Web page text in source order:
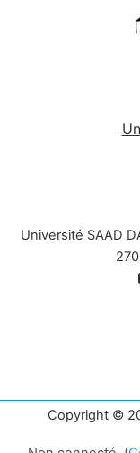
Université SAAD
Copyright ©